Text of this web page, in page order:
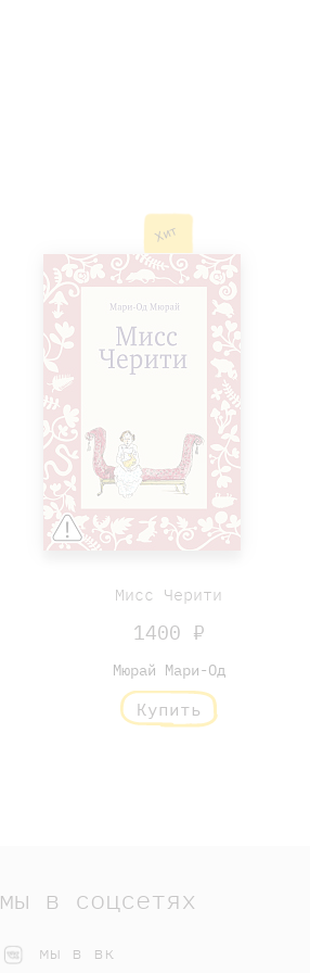
Хит
Мисс Черити
1400 ₽
Мюрай Мари-Од
Купить
мы в соцсетях
мы в вк